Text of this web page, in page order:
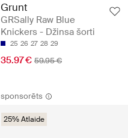
Grunt
GRSally Raw Blue
Knickers - Džinsa šorti
25 26 27 28 29
35.97 € 59.95 €
sponsorēts
25% Atlaide